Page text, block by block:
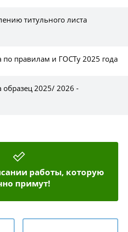
титульного листа
правилам и ГОСТу 2025 года
2025/ 2026 -
работы, которую
примут!